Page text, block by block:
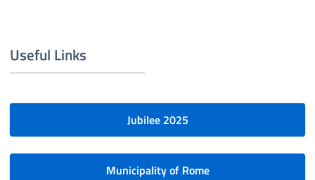
Useful Links
Jubilee 2025
Municipality of Rome